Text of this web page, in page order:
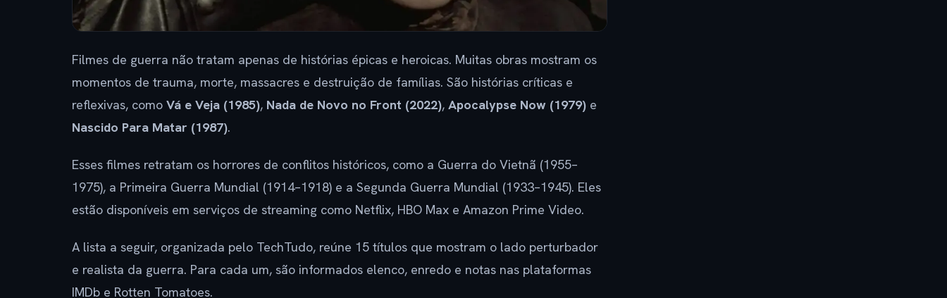
Filmes de guerra não tratam apenas de histórias épicas e heroicas. Muitas obras mostram os
momentos de trauma, morte, massacres e destruição de famílias. São histórias críticas e
reflexivas, como Vá e Veja (1985), Nada de Novo no Front (2022), Apocalypse Now (1979) e
Nascido Para Matar (1987).
Esses filmes retratam os horrores de conflitos históricos, como a Guerra do Vietnã (1955–
1975), a Primeira Guerra Mundial (1914–1918) e a Segunda Guerra Mundial (1933–1945). Eles
estão disponíveis em serviços de streaming como Netflix, HBO Max e Amazon Prime Video.
A lista a seguir, organizada pelo TechTudo, reúne 15 títulos que mostram o lado perturbador
e realista da guerra. Para cada um, são informados elenco, enredo e notas nas plataformas
IMDb e Rotten Tomatoes.